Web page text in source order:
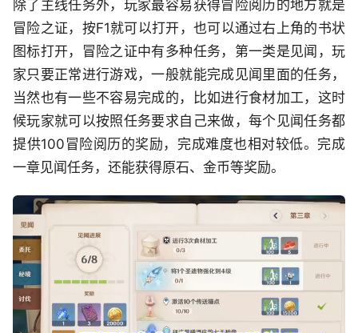
除了主线任务外，玩家最容易获得冒险阅历的地方就是
冒险之证，按F1就可以打开，也可以通过右上角的书状
图标打开，冒险之证中有多种任务，第一类是见闻，玩
家只要正常进行游戏，一般就能完成见闻里面的任务，
当然也有一些不容易完成的，比如进行食材加工，这时
候玩家就可以按照任务要求自己来做，每个见闻任务都
提供100冒险阅历的奖励，完成难度也相对较低。完成
一章见闻任务，还能获得原石、金币等奖励。